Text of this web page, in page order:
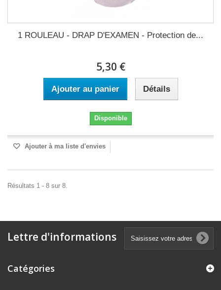
1 ROULEAU - DRAP D'EXAMEN - Protection de...
5,30 €
Ajouter au panier Détails
Disponible
Ajouter à ma liste d'envies
Résultats 1 - 8 sur 8.
Lettre d'informations
Catégories